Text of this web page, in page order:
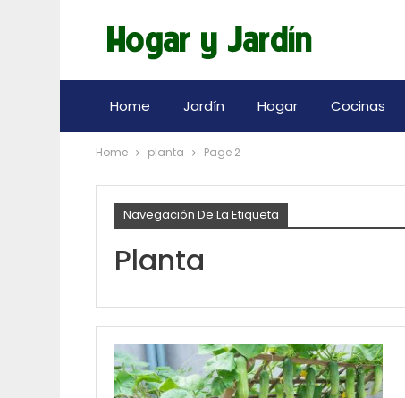
Home Jardín Hogar Cocinas
Home planta Page 2
Navegación De La Etiqueta
Planta